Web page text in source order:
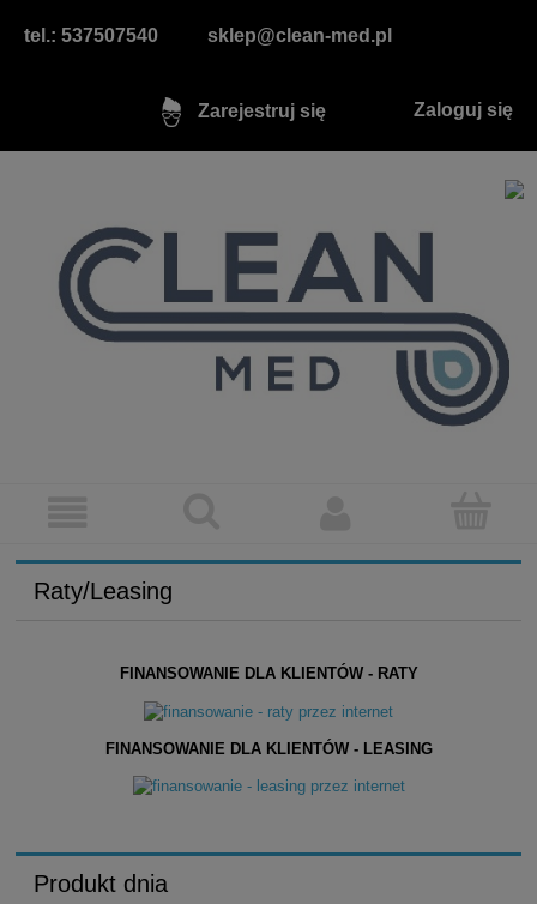
tel.: 537507540 sklep@clean-med.pl
Zarejestruj się Zaloguj się
Raty/Leasing
FINANSOWANIE DLA KLIENTÓW - RATY
FINANSOWANIE DLA KLIENTÓW - LEASING
Produkt dnia